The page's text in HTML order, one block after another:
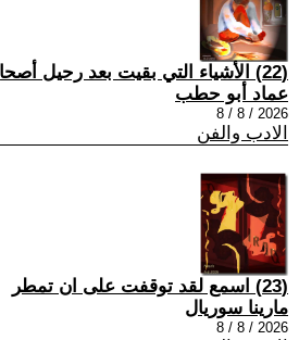
(22) الأشياء التي بقيت بعد رحيل أصحابها
عماد أبو حطب
2026 / 8 / 8
الادب والفن
(23) اسمع لقد توقفت على ان تمطر
مارينا سوريال
2026 / 8 / 8